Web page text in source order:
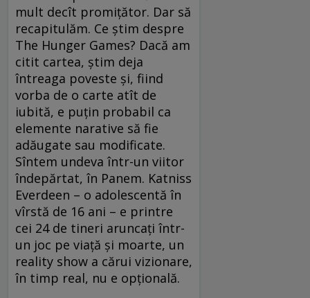
mult decît promiţător. Dar să
recapitulăm. Ce ştim despre
The Hunger Games? Dacă am
citit cartea, ştim deja
întreaga poveste şi, fiind
vorba de o carte atît de
iubită, e puţin probabil ca
elemente narative să fie
adăugate sau modificate.
Sîntem undeva într-un viitor
îndepărtat, în Panem. Katniss
Everdeen – o adolescentă în
vîrstă de 16 ani – e printre
cei 24 de tineri aruncaţi într-
un joc pe viaţă şi moarte, un
reality show a cărui vizionare,
în timp real, nu e opţională.